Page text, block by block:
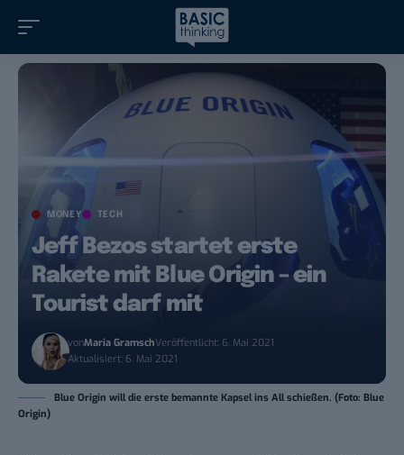
MONEY TECH
Jeff Bezos startet erste
Rakete mit Blue Origin – ein
Tourist darf mit
vonMaria GramschVeröffentlicht: 6. Mai 2021
Aktualisiert: 6. Mai 2021
Blue Origin will die erste bemannte Kapsel ins All schießen. (Foto: Blue
Origin)